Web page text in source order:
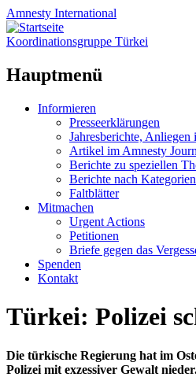
Amnesty International
Koordinationsgruppe Türkei
Hauptmenü
Zum
Informieren
Presseerklärungen
Jahresberichte, Anliegen
Artikel im Amnesty
Berichte zu speziellen
Berichte nach Kategorien
Faltblätter
Mitmachen
Urgent Actions
Petitionen
Briefe gegen das
Spenden
Kontakt
Türkei: Polizei
Die türkische Regierung hat im
Polizei mit exzessiver Gewalt